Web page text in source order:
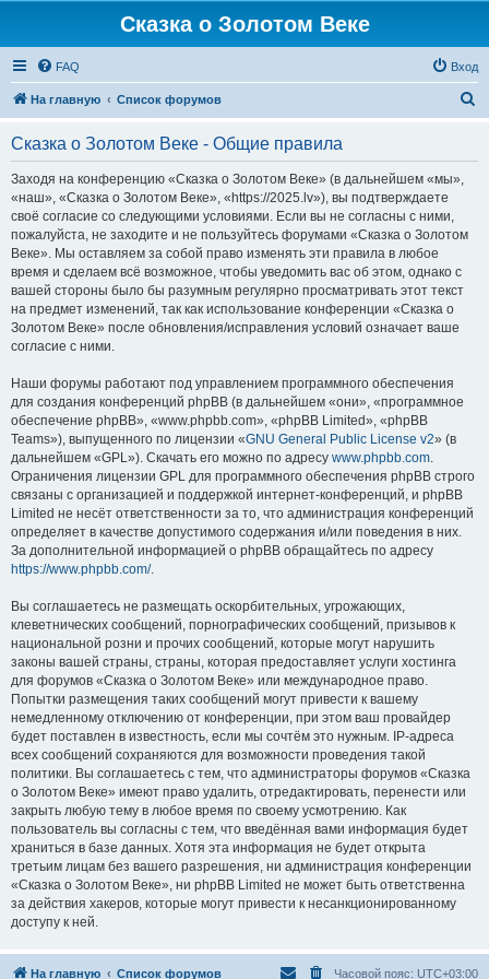
Сказка о Золотом Веке
FAQ Вход
На главную Список форумов
Сказка о Золотом Веке - Общие правила
Заходя на конференцию «Сказка о Золотом Веке» (в дальнейшем «мы»,
«наш», «Сказка о Золотом Веке», «https://2025.lv»), вы подтверждаете
своё согласие со следующими условиями. Если вы не согласны с ними,
пожалуйста, не заходите и не пользуйтесь форумами «Сказка о Золотом
Веке». Мы оставляем за собой право изменять эти правила в любое
время и сделаем всё возможное, чтобы уведомить вас об этом, однако с
вашей стороны было бы разумным регулярно просматривать этот текст
на предмет изменений, так как использование конференции «Сказка о
Золотом Веке» после обновления/исправления условий означает ваше
согласие с ними.
Наши форумы работают под управлением программного обеспечения
для создания конференций phpBB (в дальнейшем «они», «программное
обеспечение phpBB», «www.phpbb.com», «phpBB Limited», «phpBB
Teams»), выпущенного по лицензии «GNU General Public License v2» (в
дальнейшем «GPL»). Скачать его можно по адресу www.phpbb.com.
Ограничения лицензии GPL для программного обеспечения phpBB строго
связаны с организацией и поддержкой интернет-конференций, и phpBB
Limited не несёт ответственности за то, что администрация конференций
определяет в качестве допустимого содержания и/или поведения в них.
За дополнительной информацией о phpBB обращайтесь по адресу
https://www.phpbb.com/.
Вы соглашаетесь не размещать оскорбительных, угрожающих,
клеветнических сообщений, порнографических сообщений, призывов к
национальной розни и прочих сообщений, которые могут нарушить
законы вашей страны, страны, которая предоставляет услуги хостинга
для форумов «Сказка о Золотом Веке» или международное право.
Попытки размещения таких сообщений могут привести к вашему
немедленному отключению от конференции, при этом ваш провайдер
будет поставлен в известность, если мы сочтём это нужным. IP-адреса
всех сообщений сохраняются для возможности проведения такой
политики. Вы соглашаетесь с тем, что администраторы форумов «Сказка
о Золотом Веке» имеют право удалить, отредактировать, перенести или
закрыть любую тему в любое время по своему усмотрению. Как
пользователь вы согласны с тем, что введённая вами информация будет
храниться в базе данных. Хотя эта информация не будет открыта
третьим лицам без вашего разрешения, ни администрация конференции
«Сказка о Золотом Веке», ни phpBB Limited не может быть ответственна
за действия хакеров, которые могут привести к несанкционированному
доступу к ней.
На главную Список форумов Часовой пояс: UTC+03:00